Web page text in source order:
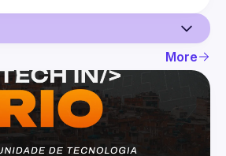
More